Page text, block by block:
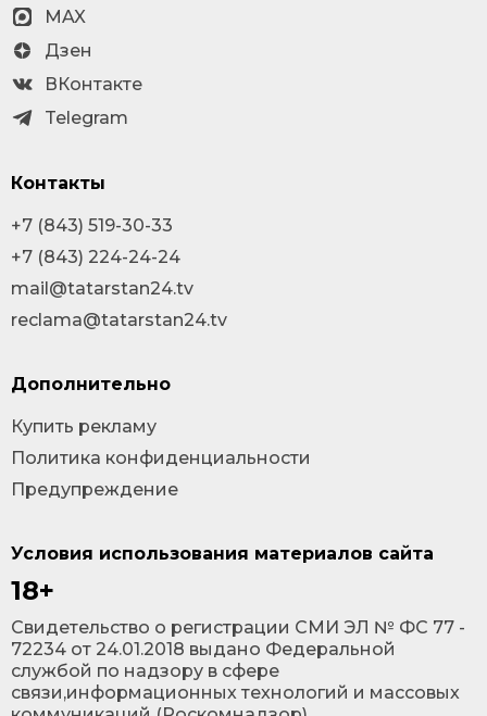
Условия использования материалов сайта
18+
Cвидетельство о регистрации СМИ ЭЛ № ФС 77 -
72234 от 24.01.2018 выдано Федеральной
службой по надзору в сфере
связи,информационных технологий и массовых
MAX
Дзен
ВКонтакте
Telegram
Контакты
+7 (843) 519-30-33
+7 (843) 224-24-24
mail@tatarstan24.tv
reclama@tatarstan24.tv
Дополнительно
Купить рекламу
Политика конфиденциальности
Предупреждение